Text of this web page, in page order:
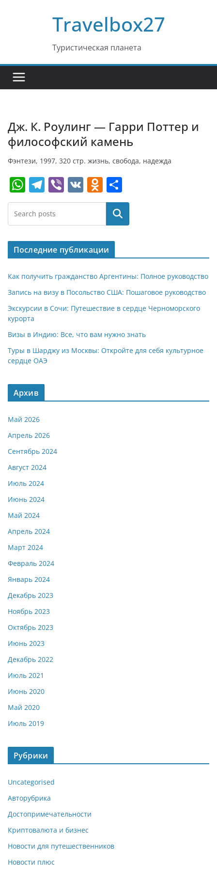
Travelbox27
Туристическая планета
Дж. К. Роулинг — Гарри Поттер и
философский камень
Фэнтези, 1997, 320 стр. жизнь, свобода, надежда
W
h
at
s
A
p
p
T
el
e
gr
a
m
Vi
b
V
K
O
d
o
kl
a
ss
ni
ki
т
п
р
в
и
т
ь
Поиск
Последние публикации
Как получить гражданство Аргентины: Полное руководство
Запись на визу в Посольство США: Пошаговое руководство
Экскурсии в Сочи: Путешествие в сердце Черноморского
курорта
Визы в Индию: Все, что вам нужно знать
Туры в Шарджу из Москвы: Откройте для себя культурное
сердце ОАЭ
Архив
Май 2026
Апрель 2026
Сентябрь 2024
Август 2024
Июль 2024
Июнь 2024
Май 2024
Апрель 2024
Март 2024
Февраль 2024
Январь 2024
Декабрь 2023
Ноябрь 2023
Октябрь 2023
Июнь 2023
Декабрь 2022
Июль 2021
Июнь 2020
Май 2020
Июль 2019
Рубрики
Uncategorised
Авторубрика
Достопримечательности
Криптовалюта и бизнес
Новости для путешественников
Новости плюс